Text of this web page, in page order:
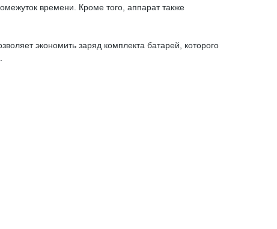
времени. Кроме того, аппарат также
экономить заряд комплекта батарей, которого